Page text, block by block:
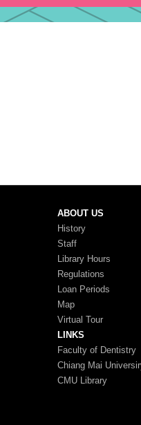
ABOUT US
History
Staff
Library Hours
Regulations
Loan Periods
Map
Virtual Tour
LINKS
Faculty of Dentistry
Chiang Mai
CMU Library